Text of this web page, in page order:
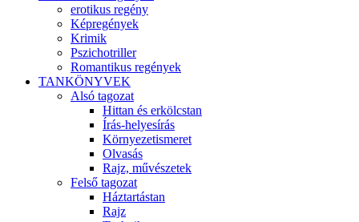
erotikus regény
Képregények
Krimik
Pszichotriller
Romantikus regények
TANKÖNYVEK
Alsó tagozat
Hittan és erkölcstan
Írás-helyesírás
Környezetismeret
Olvasás
Rajz, művészetek
Felső tagozat
Háztartástan
Rajz